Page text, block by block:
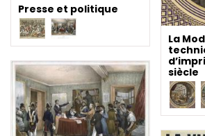
La
siècle
Presse et politique